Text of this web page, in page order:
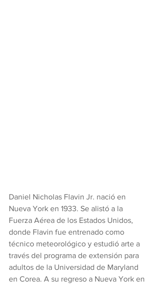
Daniel Nicholas Flavin Jr. nació en
Nueva York en 1933. Se alistó a la
Fuerza Aérea de los Estados Unidos,
donde Flavin fue entrenado como
técnico meteorológico y estudió arte a
través del programa de extensión para
adultos de la Universidad de Maryland
en Corea. A su regreso a Nueva York en